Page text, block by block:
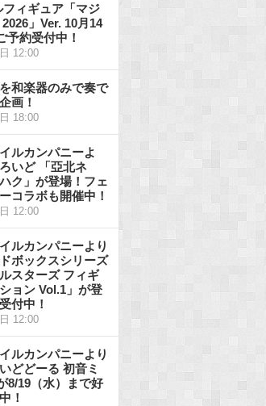
フィギュア「マジ
」Ver. 10月14
予約受付中！
12:00
和楽器のみで奏で
画！
18:00
ルカンパニーよ
いど 「亞北ネ
ク」が登場！フェ
コラボも開催中！
12:00
ルカンパニーより
ドボックスシリーズ
スターズ フィギ
ョン Vol.1」が登
付中！
12:00
ルカンパニーより
どどーる 初音ミ
8/19（水）まで好
！